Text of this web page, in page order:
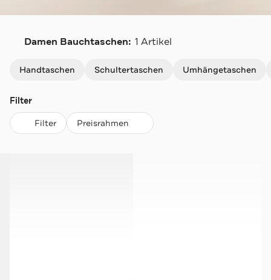
Damen Bauchtaschen: 1 Artikel
Handtaschen Schultertaschen Umhängetaschen
Filter
Filter Preisrahmen